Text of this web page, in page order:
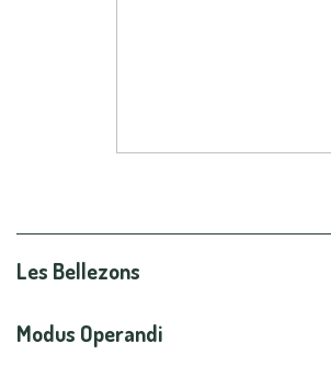
Les Bellezons
Modus Operandi